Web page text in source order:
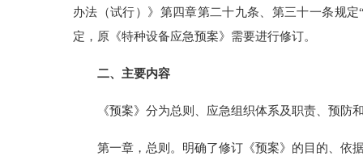
办法（试行）》第四章第二十九条、第三十一条规
定，原《特种设备应急预案》需要进行修订。
二、主要内容
《预案》分为总则、应急组织体系及职责、预
第一章，总则。明确了修订《预案》的目的、依